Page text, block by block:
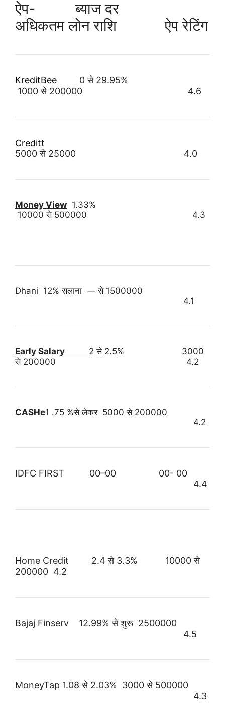
ऐप- ब्याज दर
अधिकतम लोन राशि ऐप रेटिंग
KreditBee 0 से 29.95%
1000से 200000 4.6
Creditt
5000 से25000 4.0
Money View 1.33%
10000 से 500000 4.3
Dhani 12% सलाना — से 1500000
4.1
Early Salary 2 से 2.5% 3000
से 200000 4.2
CASHe1 .75 %से लेकर 5000 से 200000
4.2
IDFC FIRST 00–00 00- 00
4.4
Home Credit 2.4 से 3.3% 10000से
200000 4.2
Bajaj Finserv 12.99%से शुरू 2500000
4.5
MoneyTap 1.08 से2.03% 3000से500000
4.3